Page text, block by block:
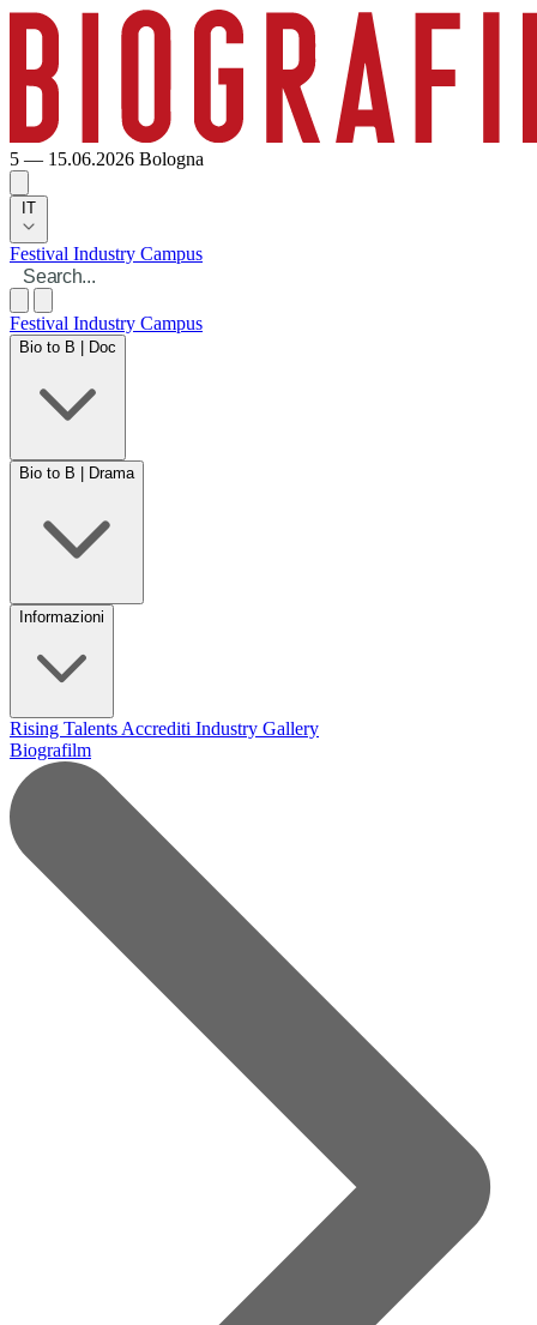
5 — 15.06.2026 Bologna
IT
Festival Industry Campus
Festival Industry Campus
Bio to B | Doc
Bio to B | Drama
Informazioni
Rising Talents Accrediti Industry Gallery
Biografilm